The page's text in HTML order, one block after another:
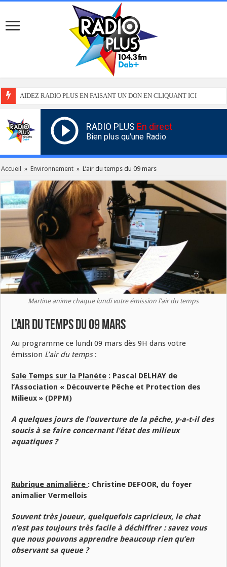
AIDEZ RADIO PLUS EN FAISANT UN DON EN CLIQUANT ICI
RADIO PLUS En direct
Bien plus qu'une Radio
Accueil » Environnement » L’air du temps du 09 mars
Martine anime chaque lundi votre émission l'air du temps
L’air du temps du 09 mars
Au programme ce lundi 09 mars dès 9H dans votre
émission L’air du temps:
Sale Temps sur la Planète : Pascal DELHAY de
l’Association « Découverte Pêche et Protection des
Milieux » (DPPM)
A quelques jours de l’ouverture de la pêche, y-a-t-il des
soucis à se faire concernant l’état des milieux
aquatiques ?
Rubrique animalière : Christine DEFOOR, du foyer
animalier Vermellois
Souvent très joueur, quelquefois capricieux, le chat
n’est pas toujours très facile à déchiffrer : savez vous
que nous pouvons apprendre beaucoup rien qu’en
observant sa queue ?